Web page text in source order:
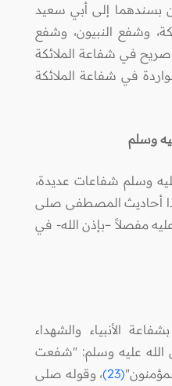
بسندهما إلى أبي سعيد
وشفع النبيون، وشفع
في شفاعة الملائكة
في شفاعة الملائكة
وسلم
وسلم شفاعات عديدة،
أحاديث المصطفى صلى
مفصلاً –بإذن الله- في
الأنبياء والشهداء
الله عليه وسلم: "شفعت
(23)
، وقوله صلى